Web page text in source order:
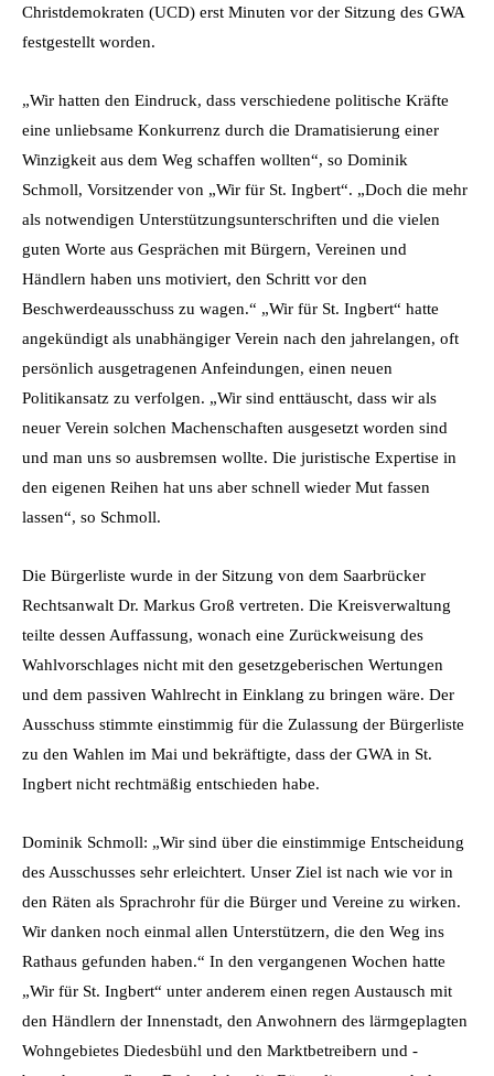
Christdemokraten (UCD) erst Minuten vor der Sitzung des GWA
festgestellt worden.
„Wir hatten den Eindruck, dass verschiedene politische Kräfte
eine unliebsame Konkurrenz durch die Dramatisierung einer
Winzigkeit aus dem Weg schaffen wollten“, so Dominik
Schmoll, Vorsitzender von „Wir für St. Ingbert“. „Doch die mehr
als notwendigen Unterstützungsunterschriften und die vielen
guten Worte aus Gesprächen mit Bürgern, Vereinen und
Händlern haben uns motiviert, den Schritt vor den
Beschwerdeausschuss zu wagen.“ „Wir für St. Ingbert“ hatte
angekündigt als unabhängiger Verein nach den jahrelangen, oft
persönlich ausgetragenen Anfeindungen, einen neuen
Politikansatz zu verfolgen. „Wir sind enttäuscht, dass wir als
neuer Verein solchen Machenschaften ausgesetzt worden sind
und man uns so ausbremsen wollte. Die juristische Expertise in
den eigenen Reihen hat uns aber schnell wieder Mut fassen
lassen“, so Schmoll.
Die Bürgerliste wurde in der Sitzung von dem Saarbrücker
Rechtsanwalt Dr. Markus Groß vertreten. Die Kreisverwaltung
teilte dessen Auffassung, wonach eine Zurückweisung des
Wahlvorschlages nicht mit den gesetzgeberischen Wertungen
und dem passiven Wahlrecht in Einklang zu bringen wäre. Der
Ausschuss stimmte einstimmig für die Zulassung der Bürgerliste
zu den Wahlen im Mai und bekräftigte, dass der GWA in St.
Ingbert nicht rechtmäßig entschieden habe.
Dominik Schmoll: „Wir sind über die einstimmige Entscheidung
des Ausschusses sehr erleichtert. Unser Ziel ist nach wie vor in
den Räten als Sprachrohr für die Bürger und Vereine zu wirken.
Wir danken noch einmal allen Unterstützern, die den Weg ins
Rathaus gefunden haben.“ In den vergangenen Wochen hatte
„Wir für St. Ingbert“ unter anderem einen regen Austausch mit
den Händlern der Innenstadt, den Anwohnern des lärmgeplagten
Wohngebietes Diedesbühl und den Marktbetreibern und -